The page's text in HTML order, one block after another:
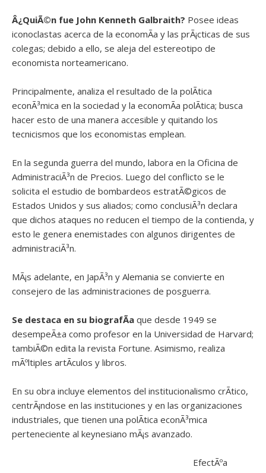
Â¿QuiÃ©n fue John Kenneth Galbraith? Posee ideas
iconoclastas acerca de la economÃ­a y las prÃ¡cticas de sus
colegas; debido a ello, se aleja del estereotipo de
economista norteamericano.
Principalmente, analiza el resultado de la polÃ­tica
econÃ³mica en la sociedad y la economÃ­a polÃ­tica; busca
hacer esto de una manera accesible y quitando los
tecnicismos que los economistas emplean.
En la segunda guerra del mundo, labora en la Oficina de
AdministraciÃ³n de Precios. Luego del conflicto se le
solicita el estudio de bombardeos estratÃ©gicos de
Estados Unidos y sus aliados; como conclusiÃ³n declara
que dichos ataques no reducen el tiempo de la contienda, y
esto le genera enemistades con algunos dirigentes de
administraciÃ³n.
MÃ¡s adelante, en JapÃ³n y Alemania se convierte en
consejero de las administraciones de posguerra.
Se destaca en su biografÃ­a que desde 1949 se
desempeÃ±a como profesor en la Universidad de Harvard;
tambiÃ©n edita la revista Fortune. Asimismo, realiza
mÃºltiples artÃ­culos y libros.
En su obra incluye elementos del institucionalismo crÃ­tico,
centrÃ¡ndose en las instituciones y en las organizaciones
industriales, que tienen una polÃ­tica econÃ³mica
perteneciente al keynesiano mÃ¡s avanzado.
EfectÃºa